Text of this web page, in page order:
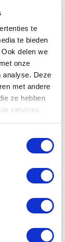
te
te bieden
delen we
onze
analyse. Deze
met andere
ze hebben
services.